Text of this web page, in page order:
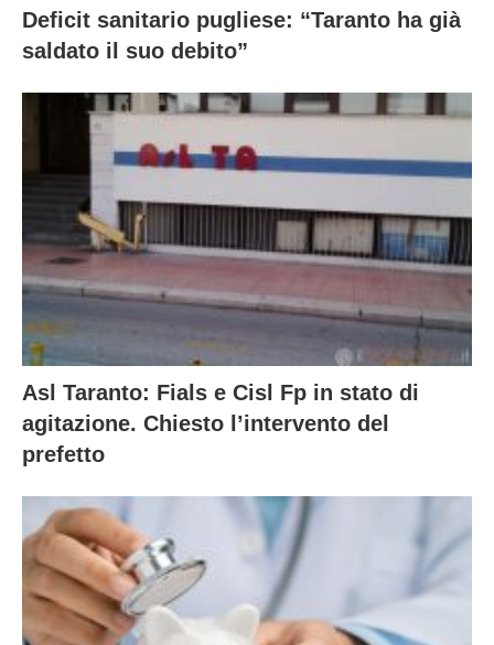
Deficit sanitario pugliese: “Taranto ha già
saldato il suo debito”
Asl Taranto: Fials e Cisl Fp in stato di
agitazione. Chiesto l’intervento del
prefetto